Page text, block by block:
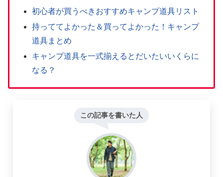
初心者が買うべきおすすめキャンプ道具リスト
持っててよかった＆買ってよかった！キャンプ
道具まとめ
キャンプ道具を一式揃えるとだいたいいくらに
なる？
この記事を書いた人